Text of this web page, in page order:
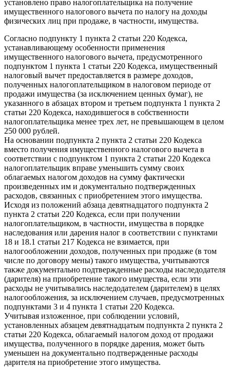
установлено право налогоплательщика на получение
имущественного налогового вычета по налогу на доходы
физических лиц при продаже, в частности, имущества.
Согласно подпункту 1 пункта 2 статьи 220 Кодекса,
устанавливающему особенности применения
имущественного налогового вычета, предусмотренного
подпунктом 1 пункта 1 статьи 220 Кодекса, имущественный
налоговый вычет предоставляется в размере доходов,
полученных налогоплательщиком в налоговом периоде от
продажи имущества (за исключением ценных бумаг), не
указанного в абзацах втором и третьем подпункта 1 пункта 2
статьи 220 Кодекса, находившегося в собственности
налогоплательщика менее трех лет, не превышающем в целом
250 000 рублей.
На основании подпункта 2 пункта 2 статьи 220 Кодекса
вместо получения имущественного налогового вычета в
соответствии с подпунктом 1 пункта 2 статьи 220 Кодекса
налогоплательщик вправе уменьшить сумму своих
облагаемых налогом доходов на сумму фактически
произведенных им и документально подтвержденных
расходов, связанных с приобретением этого имущества.
Исходя из положений абзаца девятнадцатого подпункта 2
пункта 2 статьи 220 Кодекса, если при получении
налогоплательщиком, в частности, имущества в порядке
наследования или дарения налог в соответствии с пунктами
18 и 18.1 статьи 217 Кодекса не взимается, при
налогообложении доходов, полученных при продаже (в том
числе по договору мены) такого имущества, учитываются
также документально подтвержденные расходы наследодателя
(дарителя) на приобретение такого имущества, если эти
расходы не учитывались наследодателем (дарителем) в целях
налогообложения, за исключением случаев, предусмотренных
подпунктами 3 и 4 пункта 1 статьи 220 Кодекса.
Учитывая изложенное, при соблюдении условий,
установленных абзацем девятнадцатым подпункта 2 пункта 2
статьи 220 Кодекса, облагаемый налогом доход от продажи
имущества, полученного в порядке дарения, может быть
уменьшен на документально подтвержденные расходы
дарителя на приобретение этого имущества.